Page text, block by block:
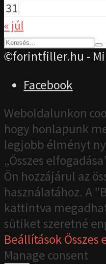
31
« júl
©forintfiller.hu -
Facebook
Weboldalunkon
hogy honlapunk
legjobb élményt
„Összes
Ön hozzájárul az
használatához. A
kattintva
sütiket szeretné
BeállításokÖsszes
Manage consent